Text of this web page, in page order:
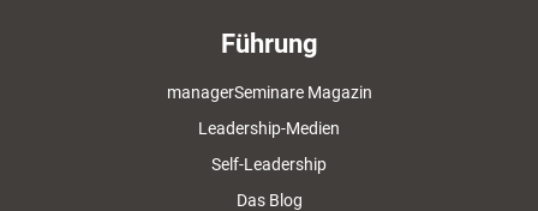
Führung
managerSeminare Magazin
Leadership-Medien
Self-Leadership
Das Blog